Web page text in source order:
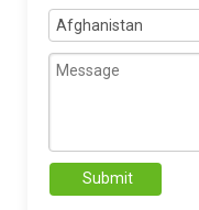
Submit